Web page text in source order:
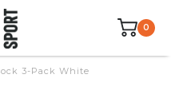
0
3-Pack White